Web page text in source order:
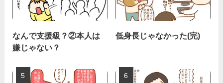
なんで支援級？②本人は
嫌じゃない？
低身長じゃなかった(完)